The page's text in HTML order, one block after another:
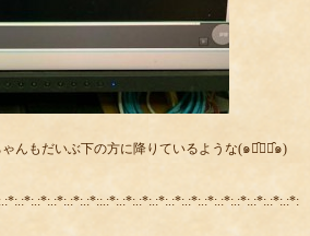
んもだいぶ下の方に降りているような(๑･̑◡･̑๑)